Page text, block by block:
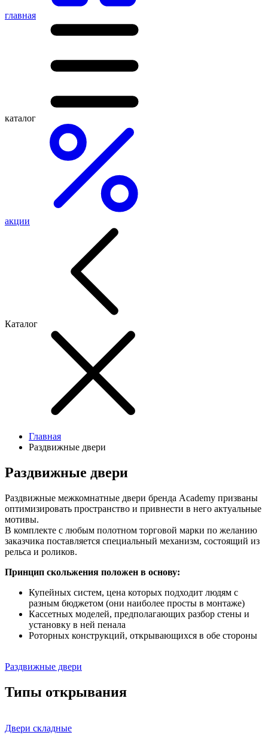
главная
каталог
акции
Каталог
Главная
Раздвижные двери
Раздвижные двери
Раздвижные межкомнатные двери бренда Academy призваны
оптимизировать пространство и привнести в него актуальные
мотивы.
В комплекте с любым полотном торговой марки по желанию
заказчика поставляется специальный механизм, состоящий из
рельса и роликов.
Принцип скольжения положен в основу:
Купейных систем, цена которых подходит людям с
разным бюджетом (они наиболее просты в монтаже)
Кассетных моделей, предполагающих разбор стены и
установку в ней пенала
Роторных конструкций, открывающихся в обе стороны
Раздвижные двери
Типы открывания
Двери складные